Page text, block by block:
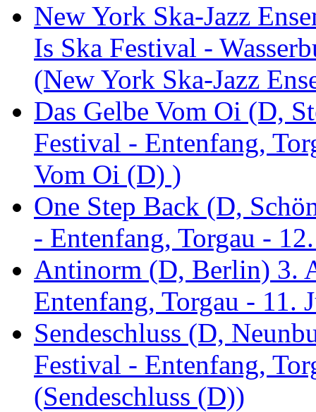
New York Ska-Jazz
Is Ska Festival -
(New York Ska-Jazz
Das Gelbe Vom Oi (D,
Festival - Entenfang,
Vom Oi (D) )
One Step Back (D,
- Entenfang, Torgau -
Antinorm (D, Berlin) 3.
Entenfang, Torgau -
Sendeschluss (D,
Festival - Entenfang,
(Sendeschluss (D))